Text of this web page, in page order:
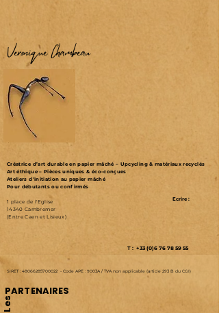
Véronique Chambeau
Créatrice d’art durable en papier mâché – Upcycling & matériaux recyclés
Art éthique – Pièces uniques & éco-conçues
Ateliers d'initiation au papier mâché
Pour débutants ou confirmés
1 place de l'Eglise
14340 Cambremer
(Entre Caen et Lisieux)
Ecrire :
SIRET : 48066285700022 - Code APE : 9003A / TVA non applicable (article 293 B du CGI)
T : +33 (0)6 76 78 59 55
Les
PARTENAIRES